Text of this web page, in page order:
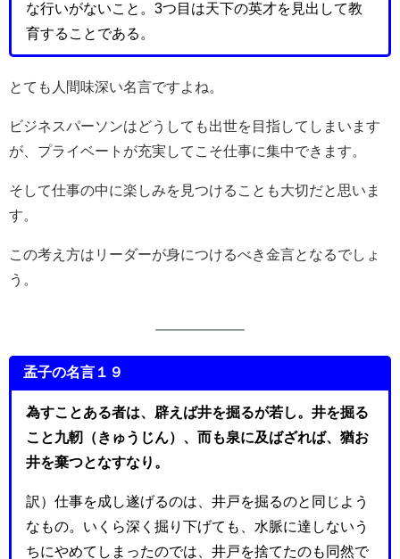
な行いがないこと。3つ目は天下の英才を見出して教
育することである。
とても人間味深い名言ですよね。
ビジネスパーソンはどうしても出世を目指してしまいます
が、プライベートが充実してこそ仕事に集中できます。
そして仕事の中に楽しみを見つけることも大切だと思いま
す。
この考え方はリーダーが身につけるべき金言となるでしょ
う。
孟子の名言１９
為すことある者は、辟えば井を掘るが若し。井を掘る
こと九軔（きゅうじん）、而も泉に及ばざれば、猶お
井を棄つとなすなり。
訳）仕事を成し遂げるのは、井戸を掘るのと同じよう
なもの。いくら深く掘り下げても、水脈に達しないう
ちにやめてしまったのでは、井戸を捨てたのも同然で